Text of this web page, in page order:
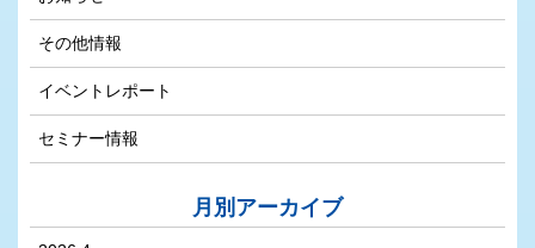
その他情報
イベントレポート
セミナー情報
月別アーカイブ